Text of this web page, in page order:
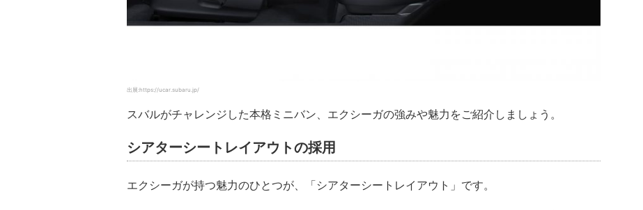
出展:https://ucar.subaru.jp/
スバルがチャレンジした本格ミニバン、エクシーガの強みや魅力をご紹介しましょう。
シアターシートレイアウトの採用
エクシーガが持つ魅力のひとつが、「シアターシートレイアウト」です。